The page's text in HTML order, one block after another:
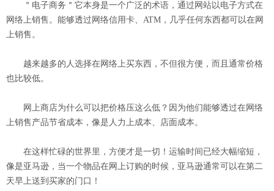
＂电子商务＂它本身是一个广泛的术语，通过网站以电子方式在
网络上销售。能够透过网络信用卡、ATM，几乎任何东西都可以在网
上销售。
越来越多的人选择在网络上买东西，不但很方便，而且通常价格
也比较低。
网上商店为什么可以把价格压这么低？因为他们能够透过在网络
上销售产品节省成本，像是人力上成本、店面成本。
在这样忙碌的世界里，方便才是一切！运输时间已经大幅缩短，
像是亚马逊，当一个物品在网上订购的时候，亚马逊通常可以在第二
天早上送到买家的门口！